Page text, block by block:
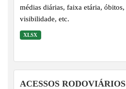
médias diárias, faixa etária, óbitos, condições de
visibilidade, etc.
XLSX
ACESSOS RODOVIÁRIOS